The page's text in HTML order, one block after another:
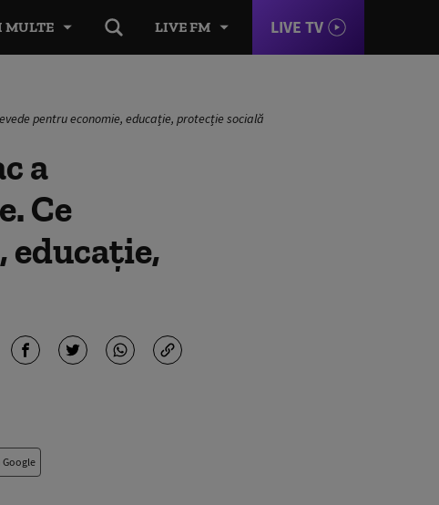
LIVE FM LIVE TV
MULTE
pentru economie, educație, protecție socială
a
Ce
educație,
Google